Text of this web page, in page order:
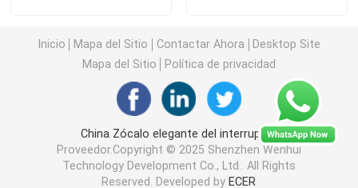
Zócalo elegante de Homekit
Interruptor inalámbrico autopropulsado
Sensor de alarma inteligente
Inicio Mapa del Sitio Contactar Ahora
Desktop Site
Mapa del Sitio
Política de privacidad
China Zócalo elegante del interruptor
Proveedor.Copyright © 2025 Shenzhen Wenhui
Technology Development Co., Ltd.. All Rights
Reserved. Developed by ECER